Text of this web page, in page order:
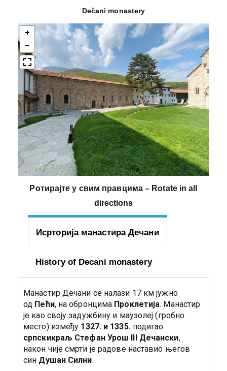
Dečani monastery
Ротирајте у свим правцима – Rotate in all
directions
Исрторија манастира Дечани
History of Decani monastery
Манастир Дечани се налази 17 км јужно
од Пећи, на обронцима Проклетија. Манастир
је као своју задужбину и маузолеј (гробно
место) између 1327. и 1335.подигао
српскикраљ Стефан Урош IIIДечански,
након чије смрти је радове наставио његов
син Душан Силни.